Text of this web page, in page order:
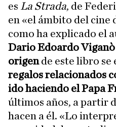
es La Strada, de
en «el ámbito del cine
como ha explicado el
Dario Edoardo Viganò
origende este libro se
regalos relacionados
ido haciendo el Papa
últimos años, a partir
hacen a él. «Lo